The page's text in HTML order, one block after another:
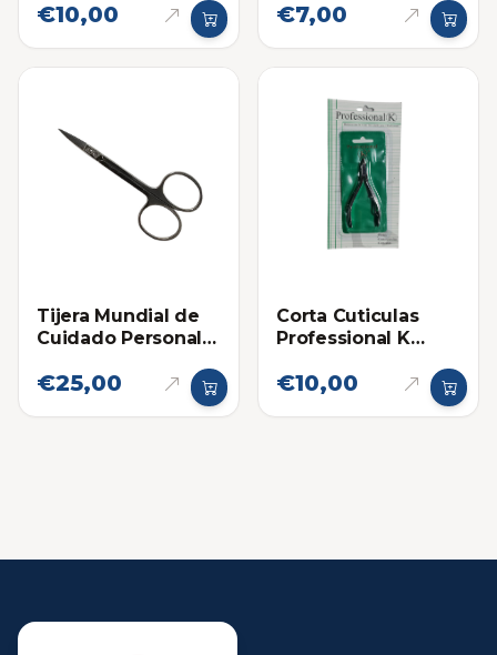
€10,00 €7,00
Tijera Mundial de
Cuidado Personal
Cuticulas
€25,00
Corta Cuticulas
Professional K
€10,00